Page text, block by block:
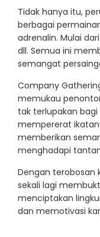
Tidak hanya itu,
berbagai
adrenalin. Mulai
dll. Semua ini
semangat
Company
memukau
tak terlupakan
mempererat
memberikan
menghadapi
Dengan terobosan
sekali lagi
menciptakan
dan memotivasi